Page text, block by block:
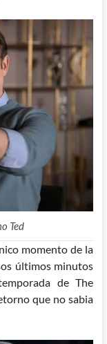
Ted
momento de la
últimos minutos
de The
que no sabia